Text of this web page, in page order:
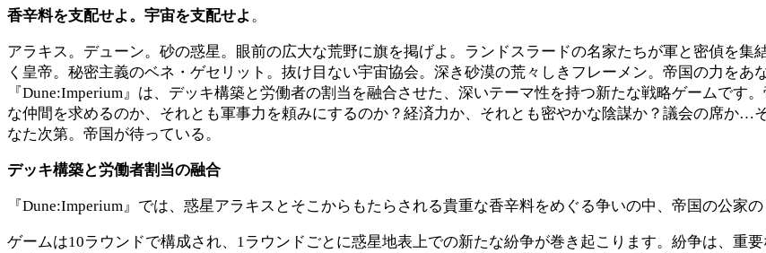
香辛料を支配せよ。宇宙を支配せよ 。
アラキス。デューン。砂の惑星。眼前の広大な荒野に旗を掲げよ。ランドスラードの名家たちが軍と密偵を
く皇帝。秘密主義のベネ・ゲセリット。抜け目ない宇宙協会。深き砂漠の荒々しきフレーメン。帝国の力をあ
『Dune:Imperium』は、デッキ構築と労働者の割当を融合させた、深いテーマ性を持つ新たな戦略ゲームです
な仲間を求めるのか、それとも軍事力を頼みにするのか？経済力か、それとも密やかな陰謀か？議会の席か…
なた次第。帝国が待っている。
デッキ構築と労働者割当の融合
『Dune:Imperium』では、惑星アラキスとそこからもたらされる貴重な香辛料をめぐる争いの中、帝国の公家
ゲームは10ラウンドで構成され、1ラウンドごとに惑星地表上での新たな紛争が巻き起こります。紛争は、重